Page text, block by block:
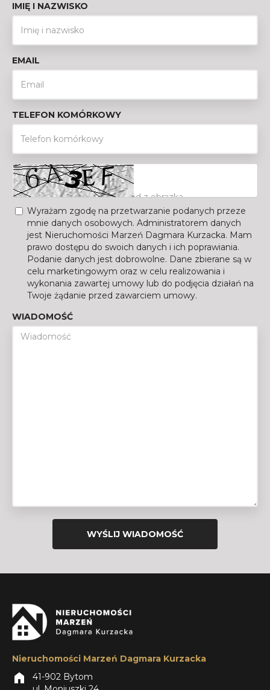
IMIĘ I NAZWISKO
EMAIL
TELEFON KOMÓRKOWY
Wyrażam zgodę na przetwarzanie podanych przeze
mnie danych osobowych. Administratorem danych
jest Nieruchomości Marzeń Dagmara Kurzacka. Mam
prawo dostępu do swoich danych i ich poprawiania.
Podanie danych jest dobrowolne. Dane zbierane są w
celu marketingowym oraz w celu realizowania i
wykonania zawartej umowy lub do podjęcia działań na
Twoje żądanie przed zawarciem umowy.
WIADOMOŚĆ
Nieruchomości Marzeń Dagmara Kurzacka
home
41-902 Bytom